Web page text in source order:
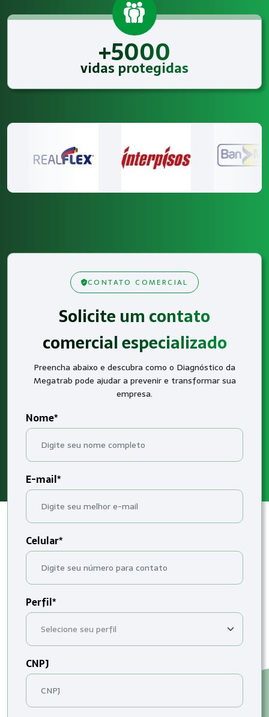
+5000
vidas protegidas
CONTATO COMERCIAL
Solicite um contato
comercial especializado
Preencha abaixo e descubra como o Diagnóstico da
Megatrab pode ajudar a prevenir e transformar sua
empresa.
Nome*
E-mail*
Celular*
Perfil*
CNPJ